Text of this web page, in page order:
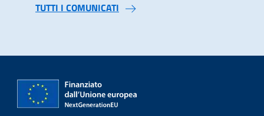
TUTTI I COMUNICATI